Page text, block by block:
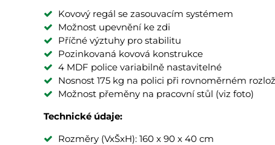
Kovový regál se zasouvacím systémem
Možnost upevnění ke zdi
Příčné výztuhy pro stabilitu
Pozinkovaná kovová konstrukce
4 MDF police variabilně nastavitelné
Nosnost 175 kg na polici při rovnoměrném
Možnost přeměny na pracovní stůl (viz foto)
Technické údaje:
Rozměry (VxŠxH): 160 x 90 x 40 cm